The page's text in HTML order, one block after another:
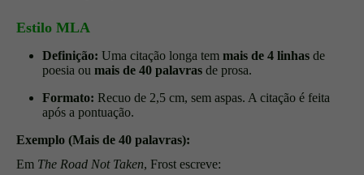
Estilo MLA
Definição: Uma citação longa tem mais de 4 linhas de
poesia ou mais de 40 palavras de prosa.
Formato: Recuo de 2,5 cm, sem aspas. A citação é feita
após a pontuação.
Exemplo (Mais de 40 palavras):
Em The Road Not Taken, Frost escreve: